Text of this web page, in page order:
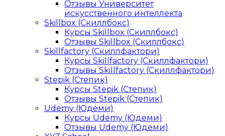
Отзывы Университет
искусственного интеллекта
Skillbox (Скиллбокс)
Курсы Skillbox (Скиллбокс)
Отзывы Skillbox (Скиллбокс)
Skillfactory (Скиллфактори)
Курсы Skillfactory (Скиллфактори)
Отзывы Skillfactory (Скиллфактори)
Stepik (Степик)
Курсы Stepik (Степик)
Отзывы Stepik (Степик)
Udemy (Юдеми)
Курсы Udemy (Юдеми)
Отзывы Udemy (Юдеми)